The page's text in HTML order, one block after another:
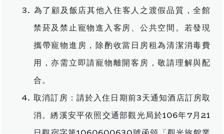
為了顧及飯店其他入住客人之渡假品質，全館
禁菸及禁止寵物進入客房、公共空間。若發現
攜帶寵物進房，除酌收當日房租為清潔消毒費
用，亦需立即請寵物離開客房，敬請理解與配
合。
取消訂房：請於入住日期前3天通知酒店訂房取
消。綉溪安平依照交通部觀光局於106年7月21